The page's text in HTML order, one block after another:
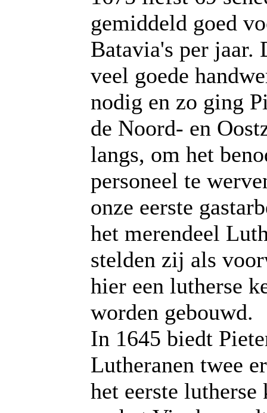
gemiddeld goed
Batavia's per jaar.
veel goede
nodig en zo ging
de Noord- en
langs, om het
personeel te
onze eerste
het merendeel
stelden zij als
hier een lutherse
worden gebouwd.
In 1645 biedt
Lutheranen twee
het eerste lutherse